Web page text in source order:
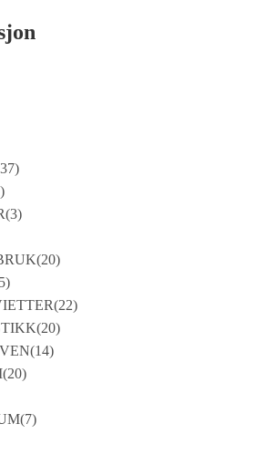
(3)
(20)
(22)
(20)
(14)
(20)
(7)